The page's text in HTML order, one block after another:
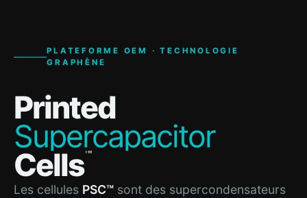
PLATEFORME OEM · TECHNOLOGIE
GRAPHÈNE
Printed
Supercapacitor
Cells™
Les cellules PSC™ sont des supercondensateurs